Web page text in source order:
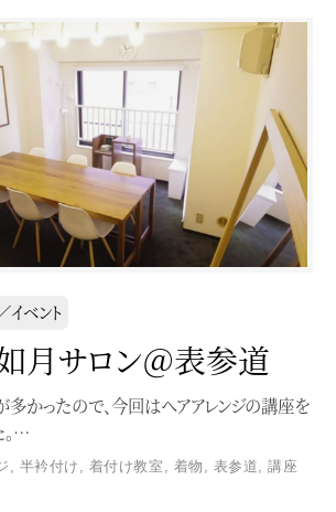
ベント
月サロン＠表参道
かったので、今回はヘアアレンジの講座を
。…
半衿付け 着付け教室 着物 表参道 ,講座